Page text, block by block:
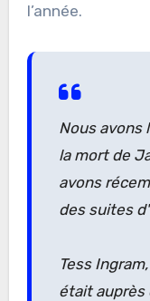
l’année.
Nous avons
la mort de
avons
des suites
Tess
était auprès